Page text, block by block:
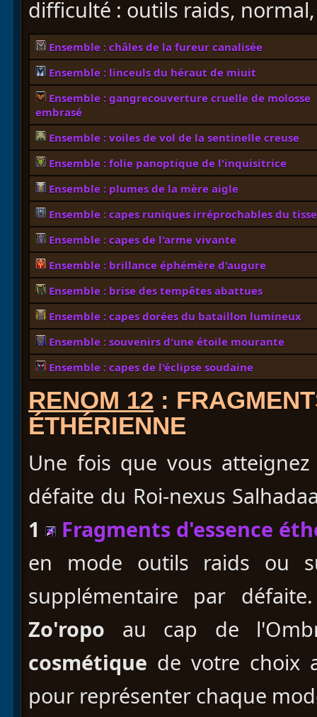
difficulté : outils raids,
Ensemble : châles de la fureur canalisée
Ensemble : linceuls du héraut de miuit
Ensemble : gangrecouverture cruelle de molosse
embrasé
Ensemble : voiles de vol de la sentinelle creuse
Ensemble : folie panoptique de l'inquisitrice
Ensemble : plumes de la mère aigle
Ensemble : capes runiques irréprochables du
Ensemble : capes de l'arme vivante
Ensemble : brillance éphémère d'augure
Ensemble : brise des tempêtes abattues
Ensemble : capes dorées du bataillon lumineux
Ensemble : souvenirs d'une étoile mourante
Ensemble : capes de l'éclipse soudaine
RENOM 12 :
ÉTHÉRIENNE
Une fois que vous
défaite du Roi-nexus
1
Fragments d'essence
en mode outils raids ou
supplémentaire par
Zo'ropo au cap de
cosmétique de votre choix
pour représenter chaque